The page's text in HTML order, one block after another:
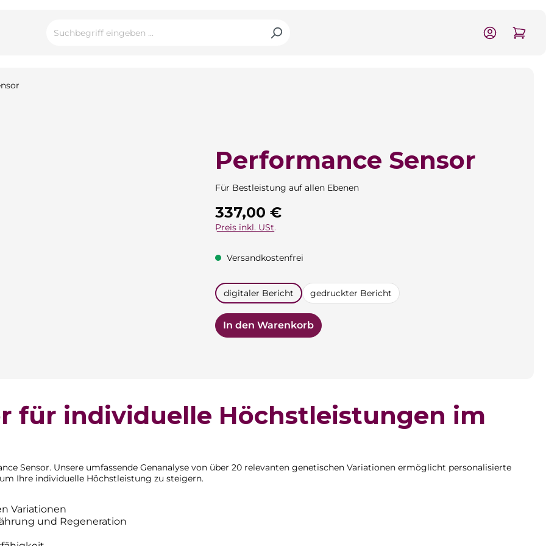
Performance Sensor
Für Bestleistung auf allen Ebenen
Regulärer Preis:
337,00 €
Preis inkl. USt.
Versandkostenfrei
auswählen
digitaler Bericht gedruckter Bericht
In den Warenkorb
für individuelle Höchstleistungen im
Sensor. Unsere umfassende Genanalyse von über 20 relevanten genetischen Variationen ermöglicht personalisierte
Ihre individuelle Höchstleistung zu steigern.
Variationen
und Regeneration